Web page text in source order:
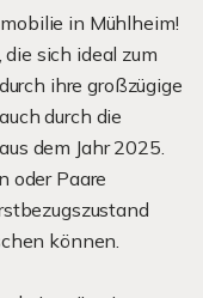
in Mühlheim!
sich ideal zum
ihre großzügige
durch die
dem Jahr 2025.
oder Paare
können.